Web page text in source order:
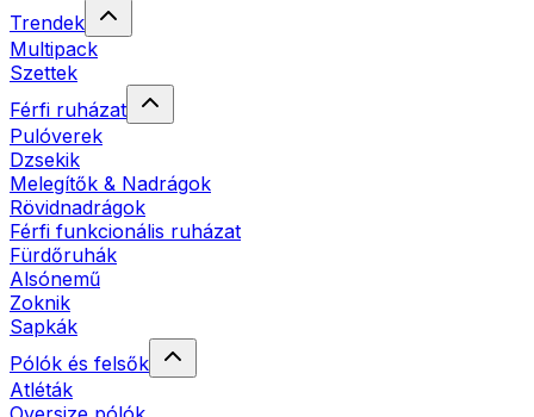
Trendek
Multipack
Szettek
Férfi ruházat
Pulóverek
Dzsekik
Melegítők & Nadrágok
Rövidnadrágok
Férfi funkcionális ruházat
Fürdőruhák
Alsónemű
Zoknik
Sapkák
Pólók és felsők
Atléták